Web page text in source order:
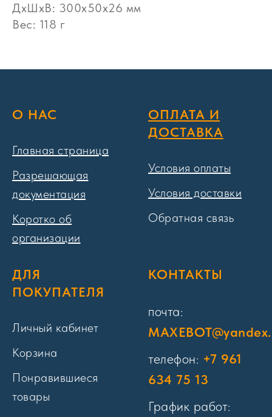
ДxШxВ: 300x50x26 мм
Вес: 118 г
О НАС
Главная страница
Разрешающая
документация
Коротко об
организации
ОПЛАТА И
ДОСТАВКА
Условия оплаты
Условия доставки
Обратная связь
ДЛЯ
ПОКУПАТЕЛЯ
Личный кабинет
Корзина
Понравившиеся
товары
КОНТАКТЫ
почта:
телефон: +7 961
634 75 13
График работ: